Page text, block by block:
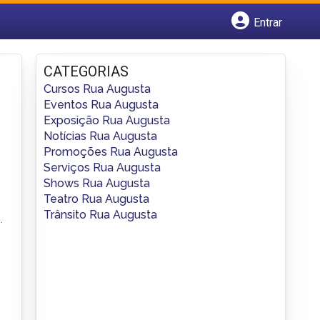
Entrar
Fazer login
Criar conta
CATEGORIAS
Cursos Rua Augusta
Eventos Rua Augusta
Exposição Rua Augusta
Notícias Rua Augusta
Promoções Rua Augusta
Serviços Rua Augusta
Shows Rua Augusta
Teatro Rua Augusta
Trânsito Rua Augusta